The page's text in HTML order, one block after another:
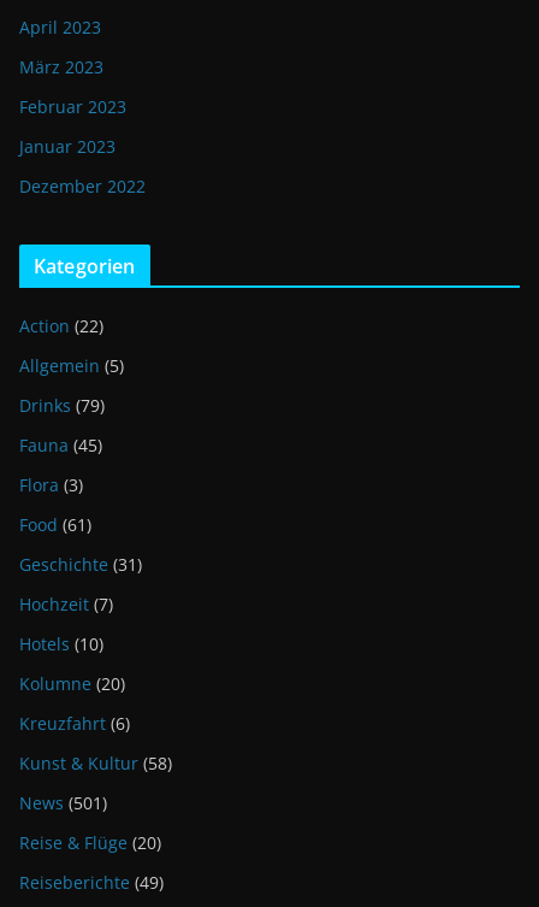
April 2023
März 2023
Februar 2023
Januar 2023
Dezember 2022
Kategorien
Action (22)
Allgemein (5)
Drinks (79)
Fauna (45)
Flora (3)
Food (61)
Geschichte (31)
Hochzeit (7)
Hotels (10)
Kolumne (20)
Kreuzfahrt (6)
Kunst & Kultur (58)
News (501)
Reise & Flüge (20)
Reiseberichte (49)